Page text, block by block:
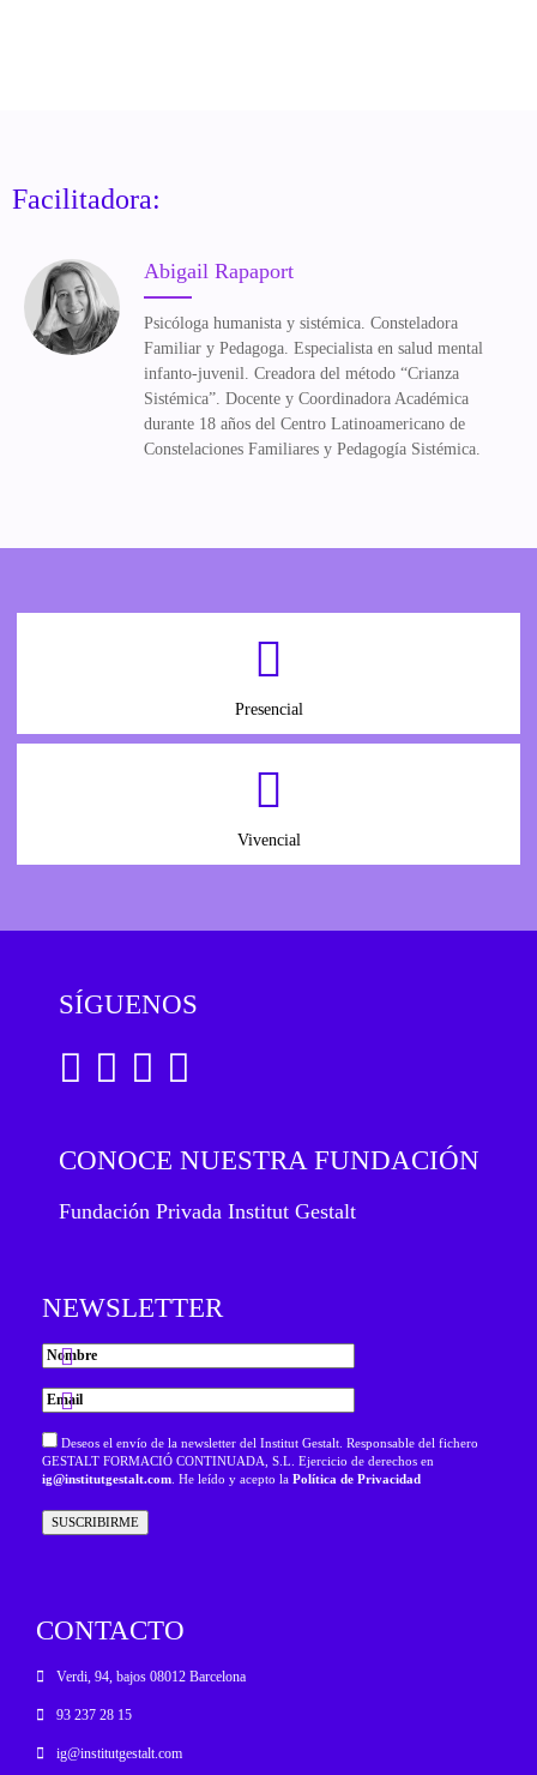
Facilitadora:
Abigail Rapaport
Psicóloga humanista y sistémica. Consteladora
Familiar y Pedagoga. Especialista en salud mental
infanto-juvenil. Creadora del método “Crianza
Sistémica”. Docente y Coordinadora Académica
durante 18 años del Centro Latinoamericano de
Constelaciones Familiares y Pedagogía Sistémica.
Presencial
Vivencial
SÍGUENOS
CONOCE NUESTRA FUNDACIÓN
Fundación Privada Institut Gestalt
NEWSLETTER
Deseos el envío de la newsletter del Institut Gestalt. Responsable del fichero
GESTALT FORMACIÓ CONTINUADA, S.L. Ejercicio de derechos en
ig@institutgestalt.com. He leído y acepto la Política de Privacidad
CONTACTO
Verdi, 94, bajos 08012 Barcelona
93 237 28 15
ig@institutgestalt.com